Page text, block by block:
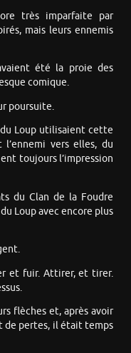
très imparfaite par
mais leurs ennemis
été la proie des
comique.
poursuite.
du Loup utilisaient cette
vers elles, du
toujours l’impression
du Clan de la Foudre
Loup avec encore plus
et fuir. Attirer, et tirer.
flèches et, après avoir
de pertes, il était temps